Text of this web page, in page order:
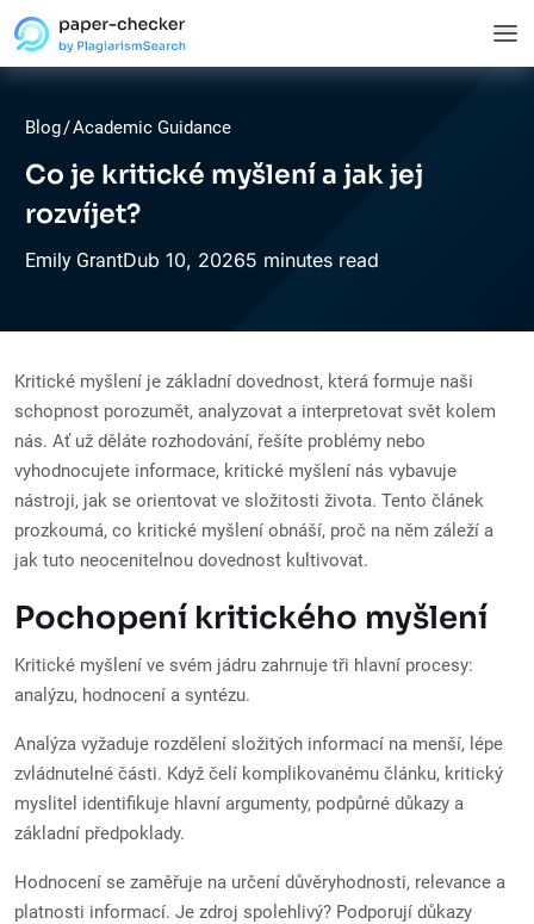
Blog/Academic Guidance
Co je kritické myšlení a jak jej
rozvíjet?
Emily GrantDub 10, 20265 minutes read
Kritické myšlení je základní dovednost, která formuje naši
schopnost porozumět, analyzovat a interpretovat svět kolem
nás. Ať už děláte rozhodování, řešíte problémy nebo
vyhodnocujete informace, kritické myšlení nás vybavuje
nástroji, jak se orientovat ve složitosti života. Tento článek
prozkoumá, co kritické myšlení obnáší, proč na něm záleží a
jak tuto neocenitelnou dovednost kultivovat.
Pochopení kritického myšlení
Kritické myšlení ve svém jádru zahrnuje tři hlavní procesy:
analýzu, hodnocení a syntézu.
Analýza vyžaduje rozdělení složitých informací na menší, lépe
zvládnutelné části. Když čelí komplikovanému článku, kritický
myslitel identifikuje hlavní argumenty, podpůrné důkazy a
základní předpoklady.
Hodnocení se zaměřuje na určení důvěryhodnosti, relevance a
platnosti informací. Je zdroj spolehlivý? Podporují důkazy